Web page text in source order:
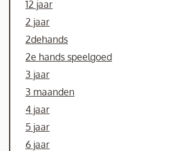
12 jaar
2 jaar
2dehands
2e hands speelgoed
3 jaar
3 maanden
4 jaar
5 jaar
6 jaar